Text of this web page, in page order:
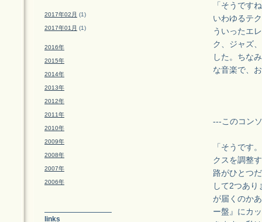
「そうです
いわゆるテ
ういったエ
ク、ジャズ
した。ちな
な音楽で、
---このコン
「そうです
クスを調整
路がひとつ
して2つあ
が届くのか
ー盤』にカ
2017年02月 (1)
2017年01月 (1)
2016年
2015年
2014年
2013年
2012年
2011年
2010年
2009年
2008年
2007年
2006年
links